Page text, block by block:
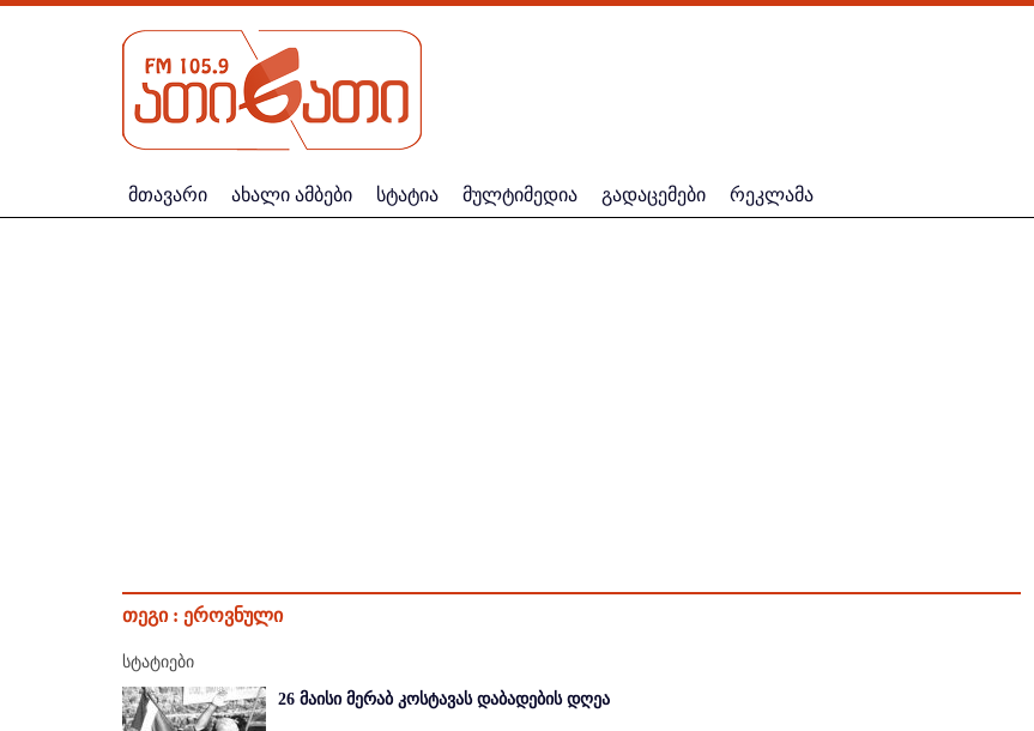
მთავარი ახალი ამბები სტატია მულტიმედია გადაცემები რეკლამა
თეგი : ეროვნული
სტატიები
26 მაისი მერაბ კოსტავას დაბადების დღეა